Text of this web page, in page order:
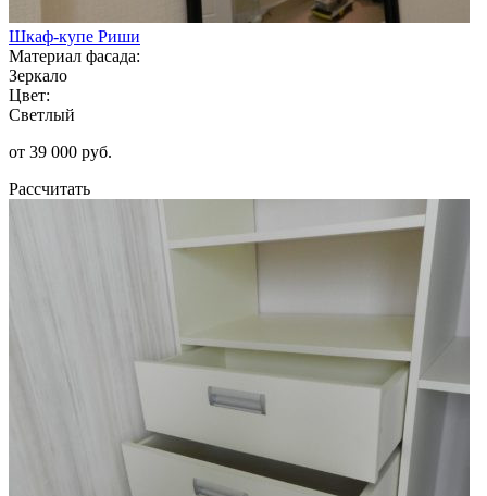
Шкаф-купе Риши
Материал фасада:
Зеркало
Цвет:
Светлый
от 39 000 руб.
Рассчитать